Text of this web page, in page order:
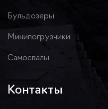
Бульдозеры
Минипогрузчики
Самосвалы
Контакты